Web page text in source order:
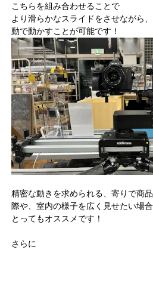
こちらを組み合わせることで
より滑らかなスライドをさせながら
動で動かすことが可能です！
精密な動きを求められる、寄りで商
際や、室内の様子を広く見せたい場
とってもオススメです！
さらに